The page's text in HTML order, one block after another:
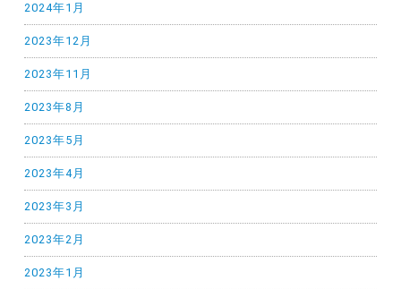
2024年1月
2023年12月
2023年11月
2023年8月
2023年5月
2023年4月
2023年3月
2023年2月
2023年1月